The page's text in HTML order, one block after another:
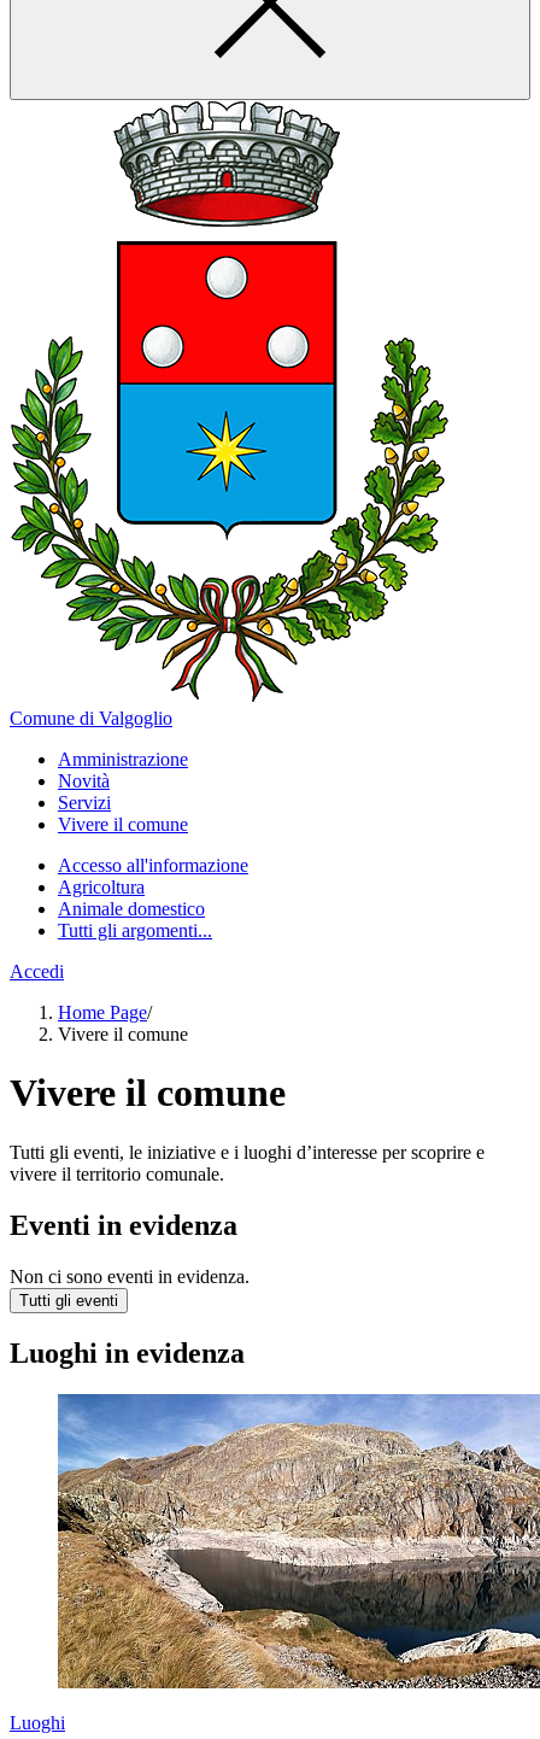
Comune di Valgoglio
Amministrazione
Novità
Servizi
Vivere il comune
Accesso all'informazione
Agricoltura
Animale domestico
Tutti gli argomenti...
Accedi
Home Page/
Vivere il comune
Vivere il comune
Tutti gli eventi, le iniziative e i luoghi d’interesse per scoprire e
vivere il territorio comunale.
Eventi in evidenza
Non ci sono eventi in evidenza.
Tutti gli eventi
Luoghi in evidenza
Luoghi